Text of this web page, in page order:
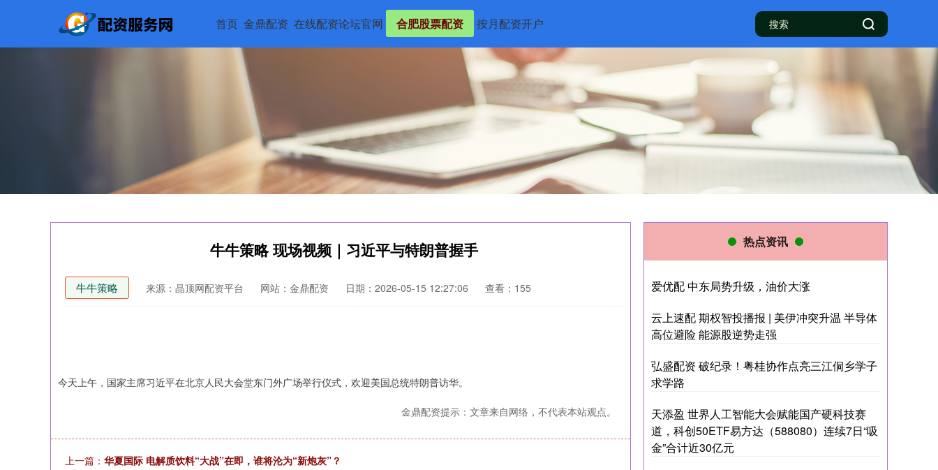
首页 金鼎配资 在线配资论坛官网 合肥股票配资 按月配资开户
牛牛策略 现场视频｜习近平与特朗普握手
牛牛策略 来源：晶顶网配资平台 网站：金鼎配资 日期：2026-05-15 12:27:06 查看：155
今天上午，国家主席习近平在北京人民大会堂东门外广场举行仪式，欢迎美国总统特朗普访华。
金鼎配资提示：文章来自网络，不代表本站观点。
上一篇： 华夏国际 电解质饮料“大战”在即，谁将沦为“新炮灰”？
热点资讯
爱优配 中东局势升级，油价大涨
云上速配 期权智投播报 | 美伊冲突升温 半导体
高位避险 能源股逆势走强
弘盛配资 破纪录！粤桂协作点亮三江侗乡学子
求学路
天添盈 世界人工智能大会赋能国产硬科技赛
道，科创50ETF易方达（588080）连续7日“吸
金”合计近30亿元